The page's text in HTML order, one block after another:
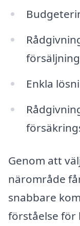
Enkla
Genom att
närområde
snabbare
förståelse för